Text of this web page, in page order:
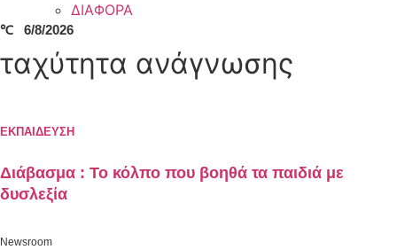
ΔΙΑΦΟΡΑ
℃ 6/8/2026
ταχύτητα ανάγνωσης
ΕΚΠΑΙΔΕΥΣΗ
Διάβασμα : Το κόλπο που βοηθά τα παιδιά με
δυσλεξία
Newsroom